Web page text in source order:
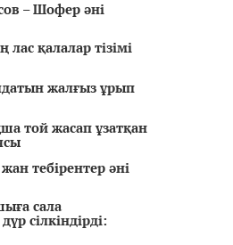
– Шофер әні
лас қалалар тізімі
жалғыз ұрып
той жасап ұзатқан
тебірентер әні
сала
сілкіндірді: